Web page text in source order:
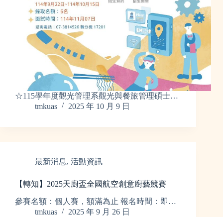
☆115學年度觀光管理系觀光與餐旅管理碩士…
tmkuas
2025 年 10 月 9 日
最新消息, 活動資訊
【轉知】2025天廚盃全國航空創意廚藝競賽
參賽名額：個人賽，額滿為止 報名時間：即…
tmkuas
2025 年 9 月 26 日